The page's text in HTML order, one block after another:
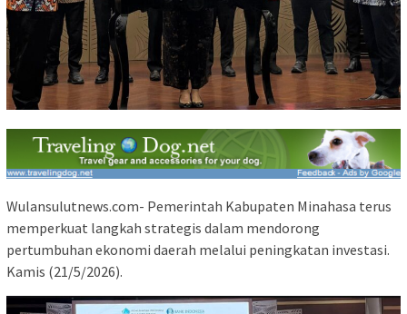
Wulansulutnews.com- Pemerintah Kabupaten Minahasa terus
memperkuat langkah strategis dalam mendorong
pertumbuhan ekonomi daerah melalui peningkatan investasi.
Kamis (21/5/2026).